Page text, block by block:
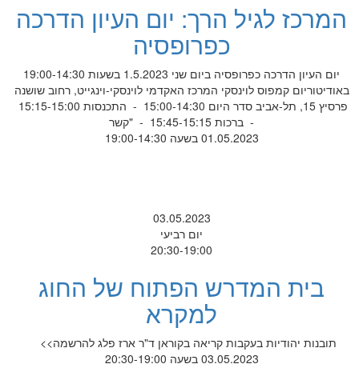
המרכז לגיל הרך: יום העיון הדרכה
כפרופסיה
יום העיון הדרכה כפרופסיה ביום שני 1.5.2023 בשעות 19:00-14:30
באודיטוריום קמפוס לוינסקי המרכז האקדמי לוינסקי-וינגייט, רחוב שושנה
פרסיץ 15, תל-אביב סדר היום 15:00-14:30 - התכנסות 15:15-15:00
- ברכות 15:45-15:15 - "קשר
01.05.2023 בשעה 19:00-14:30
03.05.2023
יום רביעי
20:30-19:00
בית המדרש הפתוח של החוג
למקרא
תובנות יהודיות בעקבות קריאה בקוראן ד"ר ארז פלג להרשמה>>
03.05.2023 בשעה 20:30-19:00